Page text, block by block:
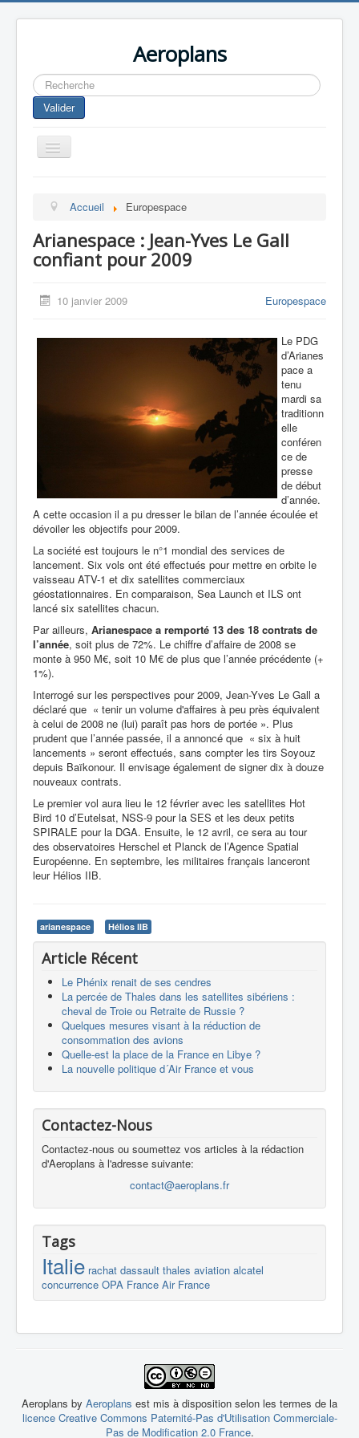
Aeroplans
Rechercher
Valider
Toggle
Navigation
Aviation Commerciale
Aviation d'Affaire
Aviation Militaire
Europespace
Accueil Europespace
Arianespace : Jean-Yves Le Gall
confiant pour 2009
10 janvier 2009 Europespace
Le PDG
d’Arianes
pace a
tenu
mardi sa
traditionn
elle
conféren
ce de
presse
de début
d’année.
A cette occasion il a pu dresser le bilan de l’année écoulée et
dévoiler les objectifs pour 2009.
La société est toujours le n°1 mondial des services de
lancement. Six vols ont été effectués pour mettre en orbite le
vaisseau ATV-1 et dix satellites commerciaux
géostationnaires. En comparaison, Sea Launch et ILS ont
lancé six satellites chacun.
Par ailleurs, Arianespace a remporté 13 des 18 contrats de
l’année, soit plus de 72%. Le chiffre d’affaire de 2008 se
monte à 950 M€, soit 10 M€ de plus que l’année précédente (+
1%).
Interrogé sur les perspectives pour 2009, Jean-Yves Le Gall a
déclaré que « tenir un volume d'affaires à peu près équivalent
à celui de 2008 ne (lui) paraît pas hors de portée ». Plus
prudent que l’année passée, il a annoncé que « six à huit
lancements » seront effectués, sans compter les tirs Soyouz
depuis Baïkonour. Il envisage également de signer dix à douze
nouveaux contrats.
Le premier vol aura lieu le 12 février avec les satellites Hot
Bird 10 d’Eutelsat, NSS-9 pour la SES et les deux petits
SPIRALE pour la DGA. Ensuite, le 12 avril, ce sera au tour
des observatoires Herschel et Planck de l’Agence Spatial
Européenne. En septembre, les militaires français lanceront
leur Hélios IIB.
arianespace Hélios IIB
Article Récent
Le Phénix renait de ses cendres
La percée de Thales dans les satellites sibériens :
cheval de Troie ou Retraite de Russie ?
Quelques mesures visant à la réduction de
consommation des avions
Quelle-est la place de la France en Libye ?
La nouvelle politique d´Air France et vous
Contactez-Nous
Contactez-nous ou soumettez vos articles à la rédaction
d'Aeroplans à l'adresse suivante:
contact@aeroplans.fr
Tags
Italie rachat dassault thales aviation alcatel
concurrence OPA France Air France
Aeroplans by Aeroplans est mis à disposition selon les termes de la
licence Creative Commons Paternité-Pas d'Utilisation Commerciale-
Pas de Modification 2.0 France.